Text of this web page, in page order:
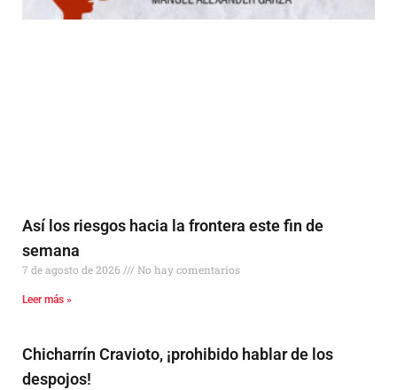
Así los riesgos hacia la frontera este fin de
semana
7 de agosto de 2026 No hay comentarios
Leer más »
Chicharrín Cravioto, ¡prohibido hablar de los
despojos!